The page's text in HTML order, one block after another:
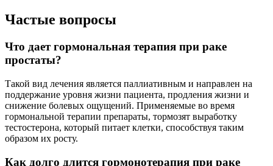
Частые вопросы
Что дает гормональная терапия при раке
простаты?
Такой вид лечения является паллиативным и направлен на
поддержание уровня жизни пациента, продления жизни и
снижение болевых ощущений. Применяемые во время
гормональной терапии препараты, тормозят выработку
тестостерона, который питает клетки, способствуя таким
образом их росту.
Как долго длится гормонотерапия при раке